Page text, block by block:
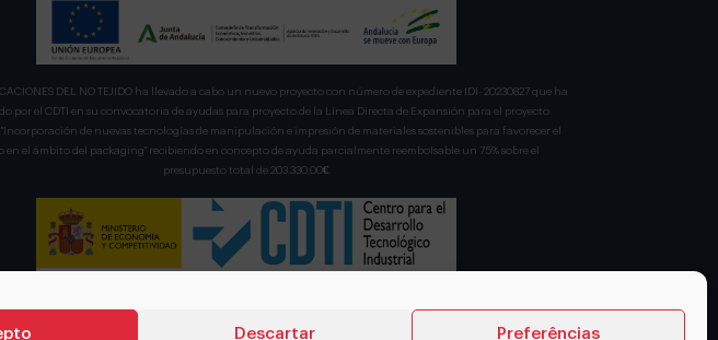
Descartar Preferências
DEL NO TEJIDO ha llevado a cabo un nuevo proyecto con número de expediente IDI- 20230827 que ha
por el CDTI en su convocatoria de ayudas para proyecto de la Línea Directa de Expansión para el proyecto
de nuevas tecnologías de manipulación e impresión de materiales sostenibles para favorecer el
en el ámbito del packaging" recibiendo en concepto de ayuda parcialmente reembolsable un 75% sobre el
presupuesto total de 203.330,00€.